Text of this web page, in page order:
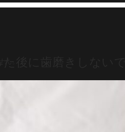
後に歯磨きしない